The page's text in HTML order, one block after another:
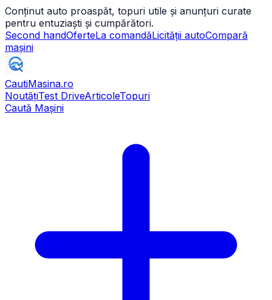
Conținut auto proaspăt, topuri utile și anunțuri curate
pentru entuziaști și cumpărători.
Second handOferteLa comandăLicității autoCompară
mașini
CautiMasina.ro
NoutățiTest DriveArticoleTopuri
Caută Mașini